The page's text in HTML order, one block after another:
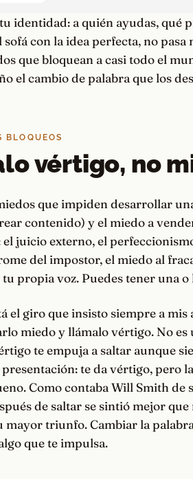
identidad: a quién ayudas, qué
sofá con la idea perfecta, no
que bloquean a casi todo el
el cambio de palabra que los
vértigo, no
que impiden desarrollar
contenido) y el miedo a
el juicio externo, el
del impostor, el miedo al
propia voz. Puedes tener una o
el giro que insisto siempre a
miedo y llámalo vértigo. No
te empuja a saltar aunque
presentación: te da vértigo, pero
Como contaba Will Smith de
de saltar se sintió mejor
mayor triunfo. Cambiar la
que te impulsa.